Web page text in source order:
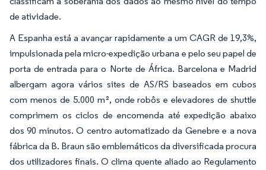
de atividade.
A Espanha está a avançar rapidamente a um CAGR de 19,3%,
impulsionada pela micro-expedição urbana e pelo seu papel de
porta de entrada para o Norte de África. Barcelona e Madrid
albergam agora vários sites de AS/RS baseados em cubos
com menos de 5.000 m², onde robôs e elevadores de shuttle
comprimem os ciclos de encomenda até expedição abaixo
dos 90 minutos. O centro automatizado da Genebre e a nova
fábrica da B. Braun são emblemáticos da diversificada procura
dos utilizadores finais. O clima quente aliado ao Regulamento